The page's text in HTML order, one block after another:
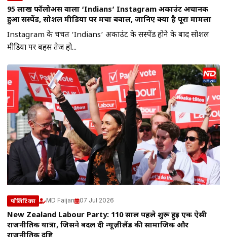
95 लाख फॉलोअर्स वाला ‘Indians’ Instagram अकाउंट अचानक
हुआ सस्पेंड, सोशल मीडिया पर मचा बवाल, जानिए क्या है पूरा मामला
Instagram के चर्चित ‘Indians’ अकाउंट के सस्पेंड होने के बाद सोशल
मीडिया पर बहस तेज हो...
पॉलिटिक्स MD Faijan 07 Jul 2026
New Zealand Labour Party: 110 साल पहले शुरू हुई एक ऐसी
राजनीतिक यात्रा, जिसने बदल दी न्यूज़ीलैंड की सामाजिक और